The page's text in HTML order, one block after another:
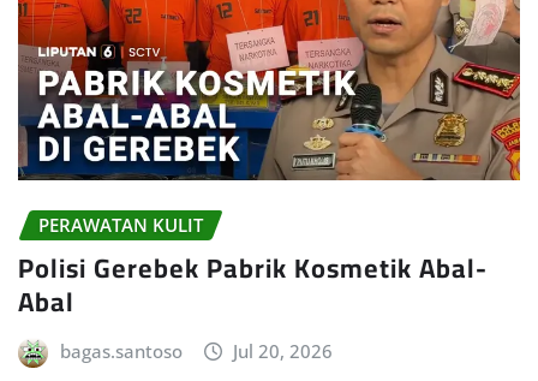
PERAWATAN KULIT
Polisi Gerebek Pabrik Kosmetik Abal-
Abal
bagas.santoso Jul 20, 2026